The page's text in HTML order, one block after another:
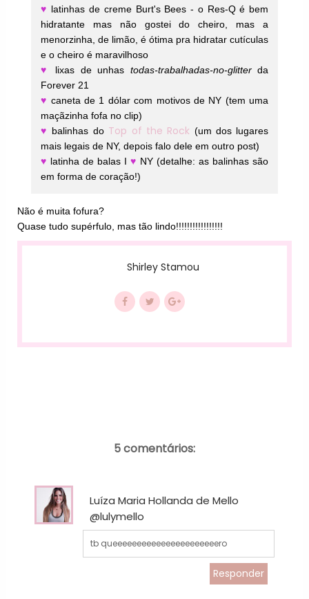
♥ latinhas de creme Burt's Bees - o Res-Q é bem
hidratante mas não gostei do cheiro, mas a
menorzinha, de limão, é ótima pra hidratar cutículas
e o cheiro é maravilhoso
♥ lixas de unhas todas-trabalhadas-no-glitterda
Forever 21
♥ caneta de 1 dólar com motivos de NY (tem uma
maçãzinha fofa no clip)
♥ balinhas do Top of the Rock (um dos lugares
mais legais de NY, depois falo dele em outro post)
♥ latinha de balas I♥ NY (detalhe: as balinhas são
em forma de coração!)
Não é muita fofura?
Quase tudo supérfulo, mas tão lindo!!!!!!!!!!!!!!!!!
Shirley Stamou
5 comentários:
Luíza Maria Hollanda de Mello
@lulymello
tb queeeeeeeeeeeeeeeeeeeeeero
Responder